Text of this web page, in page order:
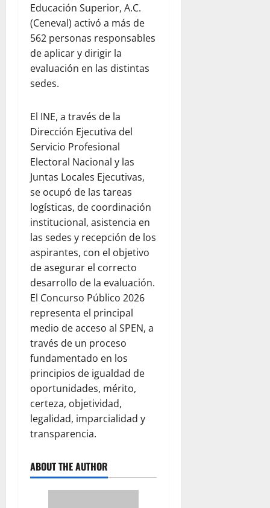
Educación Superior, A.C.
(Ceneval) activó a más de
562 personas responsables
de aplicar y dirigir la
evaluación en las distintas
sedes.
El INE, a través de la
Dirección Ejecutiva del
Servicio Profesional
Electoral Nacional y las
Juntas Locales Ejecutivas,
se ocupó de las tareas
logísticas, de coordinación
institucional, asistencia en
las sedes y recepción de los
aspirantes, con el objetivo
de asegurar el correcto
desarrollo de la evaluación.
El Concurso Público 2026
representa el principal
medio de acceso al SPEN, a
través de un proceso
fundamentado en los
principios de igualdad de
oportunidades, mérito,
certeza, objetividad,
legalidad, imparcialidad y
transparencia.
ABOUT THE AUTHOR